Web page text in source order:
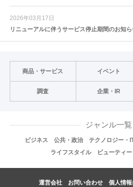
2026年03月17日
リニューアルに伴うサービス停止期間のお知
商品・サービス イベント
調査 企業・IR
ジャンル一覧
ビジネス 公共・政治 テクノロジー・
ライフスタイル
ビューティー
運営会社 お問い合わせ 個人情